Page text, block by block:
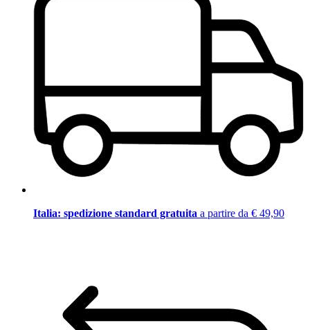
Italia: spedizione standard gratuita a partire da € 49,90